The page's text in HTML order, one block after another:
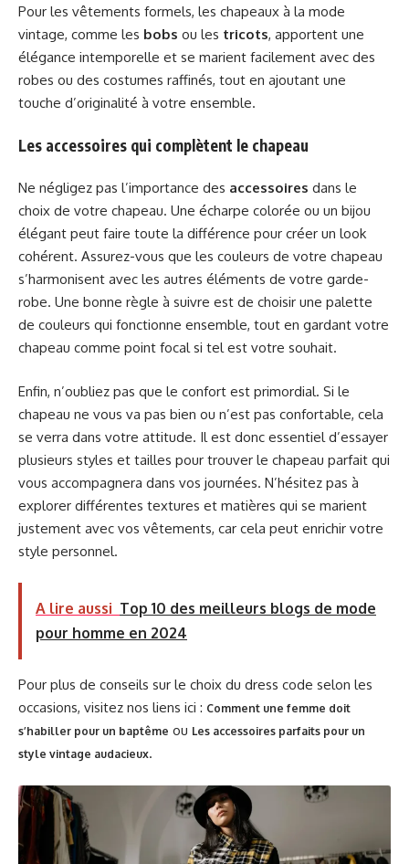
Pour les vêtements formels, les chapeaux à la mode
vintage, comme les bobs ou les tricots, apportent une
élégance intemporelle et se marient facilement avec des
robes ou des costumes raffinés, tout en ajoutant une
touche d’originalité à votre ensemble.
Les accessoires qui complètent le chapeau
Ne négligez pas l’importance des accessoires dans le
choix de votre chapeau. Une écharpe colorée ou un bijou
élégant peut faire toute la différence pour créer un look
cohérent. Assurez-vous que les couleurs de votre chapeau
s’harmonisent avec les autres éléments de votre garde-
robe. Une bonne règle à suivre est de choisir une palette
de couleurs qui fonctionne ensemble, tout en gardant votre
chapeau comme point focal si tel est votre souhait.
Enfin, n’oubliez pas que le confort est primordial. Si le
chapeau ne vous va pas bien ou n’est pas confortable, cela
se verra dans votre attitude. Il est donc essentiel d’essayer
plusieurs styles et tailles pour trouver le chapeau parfait qui
vous accompagnera dans vos journées. N’hésitez pas à
explorer différentes textures et matières qui se marient
justement avec vos vêtements, car cela peut enrichir votre
style personnel.
A lire aussi Top 10 des meilleurs blogs de mode
pour homme en 2024
Pour plus de conseils sur le choix du dress code selon les
occasions, visitez nos liens ici : Comment une femme doit
s’habiller pour un baptême ou Les accessoires parfaits pour un
style vintage audacieux.